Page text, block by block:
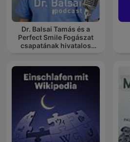
Dr. Balsai Tamás és a
Perfect Smile Fogászat
csapatának hivatalos